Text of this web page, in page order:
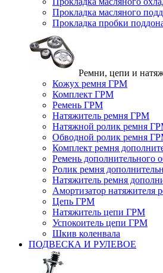
Прокладка масляного
Прокладка пробки
Ремни, цепи и
Кожух ремня ГРМ
Комплект ГРМ
Ремень ГРМ
Натяжитель ремня ГРМ
Натяжной ролик ремня
Обводной ролик ремня
Комплект ремня
Ремень дополнительного
Ролик ремня
Натяжитель ремня
Амортизатор натяжителя
Цепь ГРМ
Натяжитель цепи ГРМ
Успокоитель цепи ГРМ
Шкив коленвала
ПОДВЕСКА И РУЛЕВОЕ